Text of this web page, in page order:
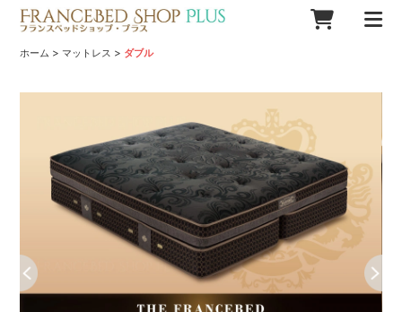
ホーム > マットレス > ダブル